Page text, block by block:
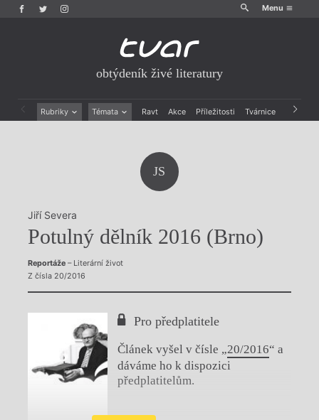
Menu
obtýdeník živé literatury
Rubriky Témata Ravt Akce Příležitosti Tvárnice Archiv
Výroční ceny
JS
Jiří Severa
Potulný dělník 2016 (Brno)
Reportáže– Literární život
Z čísla 20/2016
Pro předplatitele
Článek vyšel v čísle „20/2016“ a
dáváme ho k dispozici
předplatitelům.